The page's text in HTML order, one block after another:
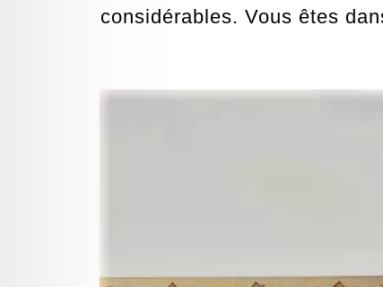
considérables. Vous êtes